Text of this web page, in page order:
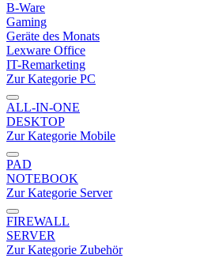
B-Ware
Gaming
Geräte des Monats
Lexware Office
IT-Remarketing
Zur Kategorie PC
ALL-IN-ONE
DESKTOP
Zur Kategorie Mobile
PAD
NOTEBOOK
Zur Kategorie Server
FIREWALL
SERVER
Zur Kategorie Zubehör